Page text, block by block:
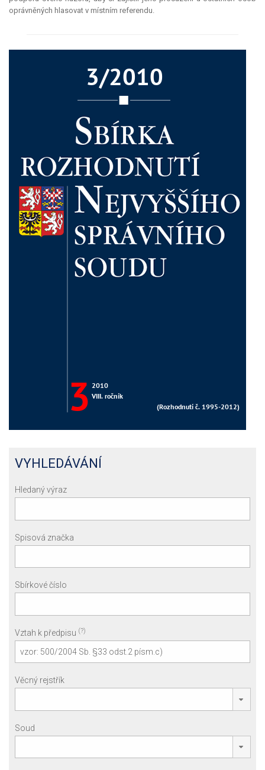
oprávněných hlasovat v místním referendu.
VYHLEDÁVÁNÍ
Hledaný výraz
Spisová značka
Sbírkové číslo
Vztah k předpisu (?)
Věcný rejstřík
Soud